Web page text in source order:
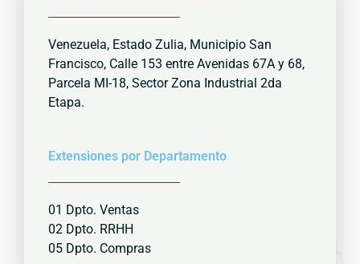
Venezuela, Estado Zulia, Municipio San
Francisco, Calle 153 entre Avenidas 67A y 68,
Parcela MI-18, Sector Zona Industrial 2da
Etapa.
Extensiones por Departamento
01 Dpto. Ventas
02 Dpto. RRHH
05 Dpto. Compras